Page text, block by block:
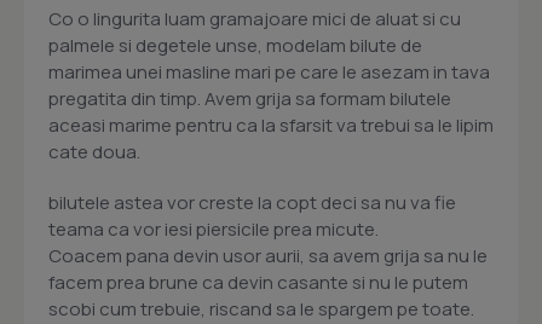
Co o lingurita luam gramajoare mici de aluat si cu
palmele si degetele unse, modelam bilute de
marimea unei masline mari pe care le asezam in tava
pregatita din timp. Avem grija sa formam bilutele
aceasi marime pentru ca la sfarsit va trebui sa le lipim
cate doua.
bilutele astea vor creste la copt deci sa nu va fie
teama ca vor iesi piersicile prea micute.
Coacem pana devin usor aurii, sa avem grija sa nu le
facem prea brune ca devin casante si nu le putem
scobi cum trebuie, riscand sa le spargem pe toate.